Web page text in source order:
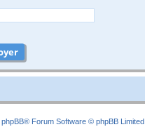
phpBB® Forum Software © phpBB Limited